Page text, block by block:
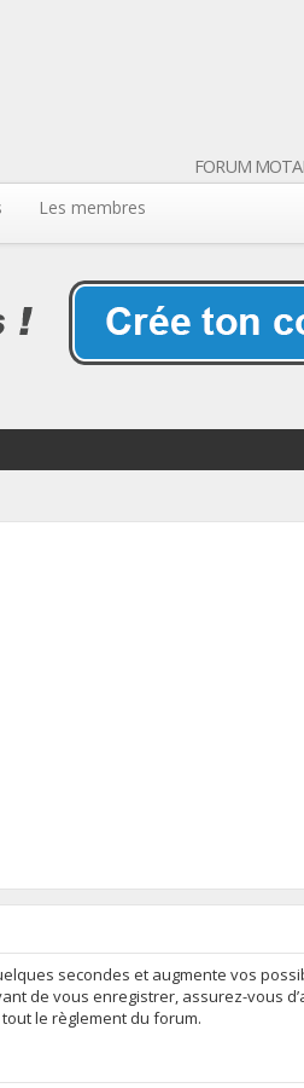
FORUM
Les membres
secondes et augmente vos
de vous enregistrer, assurez-vous
le règlement du forum.